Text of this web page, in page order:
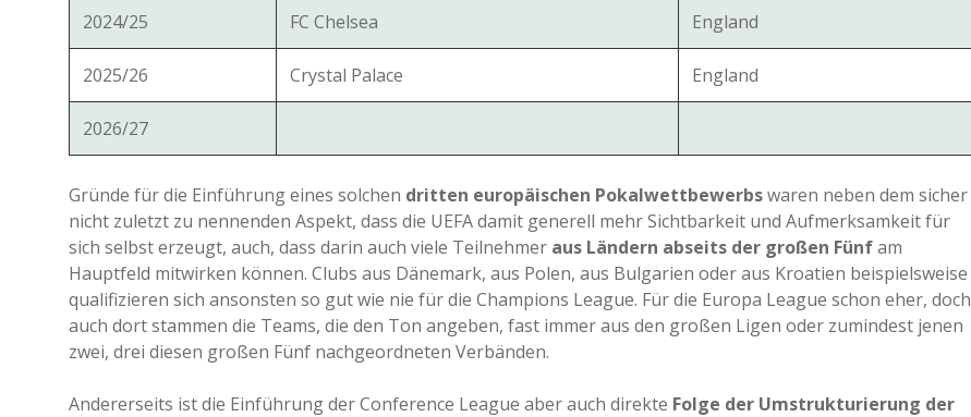
2024/25 FC Chelsea England
2025/26 Crystal Palace England
2026/27
Gründe für die Einführung eines solchen dritten europäischen Pokalwettbewerbswaren neben dem sicher
nicht zuletzt zu nennenden Aspekt, dass die UEFA damit generell mehr Sichtbarkeit und Aufmerksamkeit für
sich selbst erzeugt, auch, dass darin auch viele Teilnehmer aus Ländern abseits der großen Fünfam
Hauptfeld mitwirken können. Clubs aus Dänemark, aus Polen, aus Bulgarien oder aus Kroatien beispielsweise
qualifizieren sich ansonsten so gut wie nie für die Champions League. Für die Europa League schon eher, doch
auch dort stammen die Teams, die den Ton angeben, fast immer aus den großen Ligen oder zumindest jenen
zwei, drei diesen großen Fünf nachgeordneten Verbänden.
Andererseits ist die Einführung der Conference League aber auch direkte Folge der Umstrukturierung der